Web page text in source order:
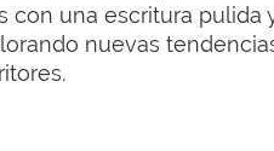
con una escritura pulida
nuevas